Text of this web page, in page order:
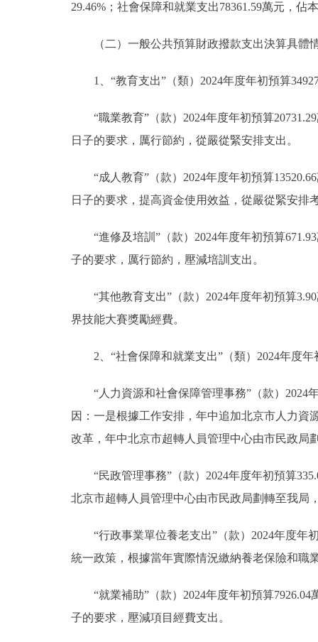
29.46%；社會保障和就業支出78361.59萬元，佔
（二）一般公共預算財政撥款支出決算具體
1、“教育支出”（類）2024年度年初預算
“職業教育”（款）2024年度年初預算
日子的要求，厲行節約，從嚴從緊安排支出。
“成人教育”（款）2024年度年初預算
日子的要求，提高資金使用效益，從嚴從緊安排
“進修及培訓”（款）2024年度年初預算
子的要求，厲行節約，壓減培訓支出。
“其他教育支出”（款）2024年度年初預算
界技能大賽獎勵經費。
2、“社會保障和就業支出”（類）2024年度
“人力資源和社會保障管理事務”（款）2024
因：一是根據工作安排，年中追加北京市人力
改革，年中北京市超轉人員管理中心由市民政局
“民政管理事務”（款）2024年度年初預算
北京市超轉人員管理中心由市民政局劃轉至我局
“行政事業單位養老支出”（款）2024年度年
統一政策，根據當年實際情況繳納養老保險和職
“就業補助”（款）2024年度年初預算
子的要求，壓減項目經費支出。